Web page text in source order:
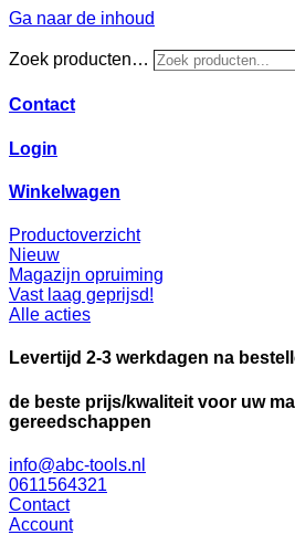
Ga naar de inhoud
Zoek producten…
Contact
Login
Winkelwagen
Productoverzicht
Nieuw
Magazijn opruiming
Vast laag geprijsd!
Alle acties
Levertijd 2-3 werkdagen na
de beste prijs/kwaliteit voor uw
gereedschappen
info@abc-tools.nl
0611564321
Contact
Account